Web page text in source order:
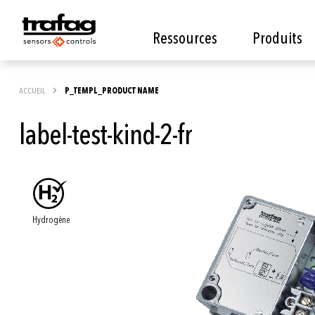
Ressources Produits
ACCUEIL P_TEMPL_PRODUCT NAME
label-test-kind-2-fr
Hydrogène
Skip